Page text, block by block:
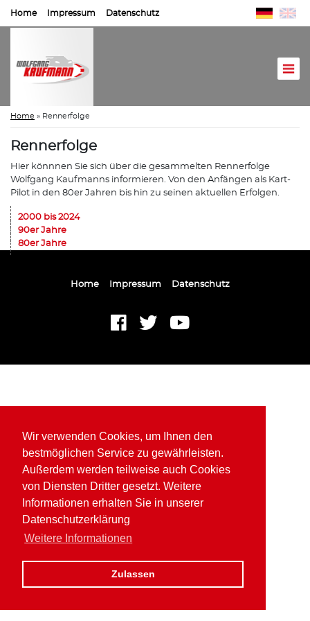
Wir verwenden Cookies, um Ihnen den
bestmöglichen Service zu gewährleisten.
Außerdem werden teilweise auch Cookies
von Diensten Dritter gesetzt. Weitere
Informationen erhalten Sie in unserer
Datenschutzerklärung
Weitere Informationen
Zulassen
Home Impressum Datenschutz
Home » Rennerfolge
Rennerfolge
Hier könnnen Sie sich über die gesammelten Rennerfolge
Wolfgang Kaufmanns informieren. Von den Anfängen als Kart-
Pilot in den 80er Jahren bis hin zu seinen aktuellen Erfolgen.
2000 bis 2024
90er Jahre
80er Jahre
Home Impressum Datenschutz